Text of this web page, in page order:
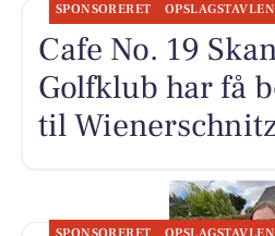
SPONSORERET OPSLAGSTAVLEN
Cafe No. 19
Golfklub har få
til